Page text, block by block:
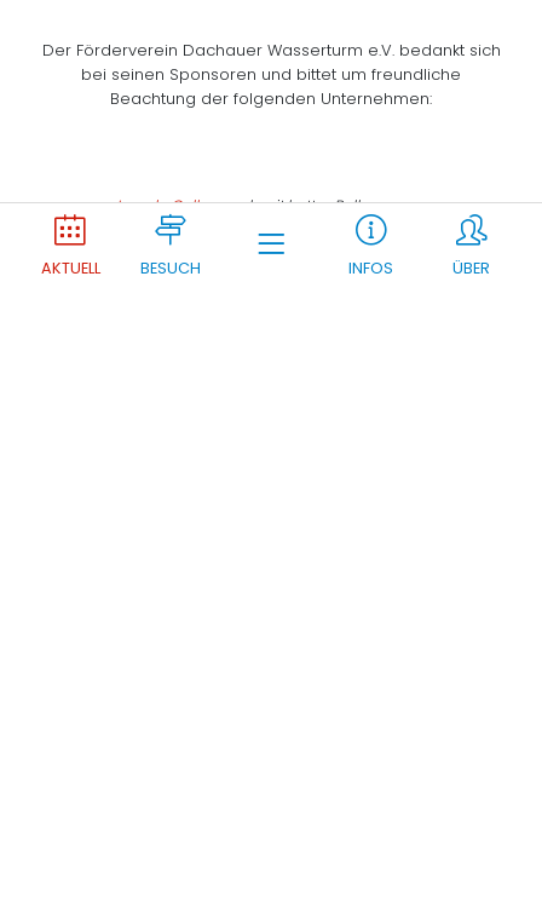
Der Förderverein Dachauer Wasserturm e.V. bedankt sich
bei seinen Sponsoren und bittet um freundliche
Beachtung der folgenden Unternehmen:
Joomla Gallerymakes it better. Balbooa.com
AKTUELL BESUCH INFOS ÜBER